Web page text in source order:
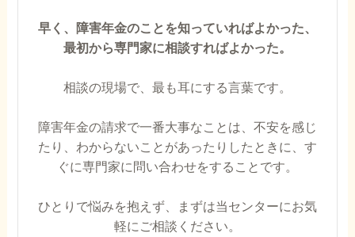
早く、障害年金のことを知っていればよかった、
最初から専門家に相談すればよかった。
相談の現場で、最も耳にする言葉です。
障害年金の請求で一番大事なことは、不安を感じ
たり、わからないことがあったりしたときに、す
ぐに専門家に問い合わせをすることです。
ひとりで悩みを抱えず、まずは当センターにお気
軽にご相談ください。